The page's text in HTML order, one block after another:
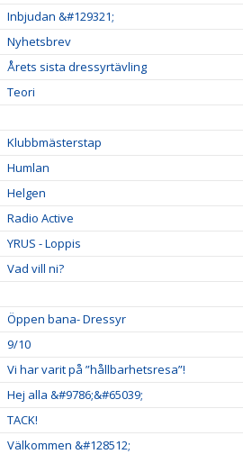
Inbjudan &#129321;
Nyhetsbrev
Årets sista dressyrtävling
Teori
Klubbmästerstap
Humlan
Helgen
Radio Active
YRUS - Loppis
Vad vill ni?
Öppen bana- Dressyr
9/10
Vi har varit på ”hållbarhetsresa”!
Hej alla &#9786;&#65039;
TACK!
Välkommen &#128512;